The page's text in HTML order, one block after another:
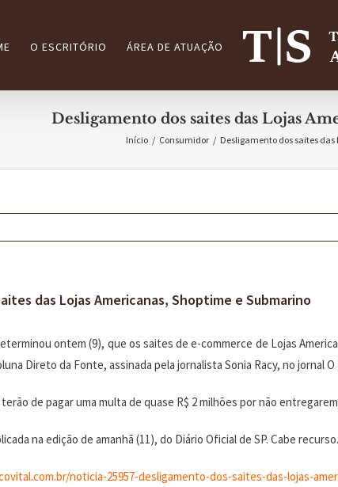
O ESCRITÓRIO ÁREA DE ATUAÇÃO
Desligamento dos saites das Lojas
Início / Consumidor / Desligamento dos saites
das Lojas Americanas, Shoptime e Submarino
ontem (9), que os saites de e-commerce de Lojas
Direto da Fonte, assinada pela jornalista Sonia Racy, no jornal O
de pagar uma multa de quase R$ 2 milhões por não
na edição de amanhã (11), do Diário Oficial de SP. Cabe recurso.
noticia-25957-desligamento-dos-saites-das-lojas-